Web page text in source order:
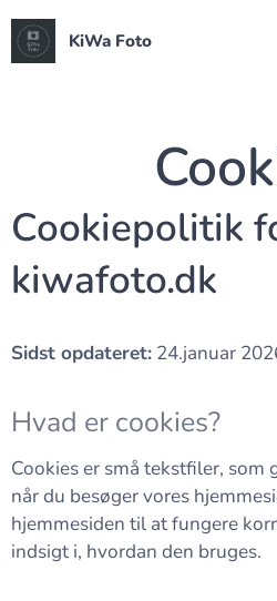
KiWa Foto
Cookiepolitik
kiwafoto.dk
Sidst opdateret: 24.januar
Hvad er cookies?
Cookies er små tekstfiler, som
når du besøger vores
hjemmesiden til at fungere
indsigt i, hvordan den bruges.